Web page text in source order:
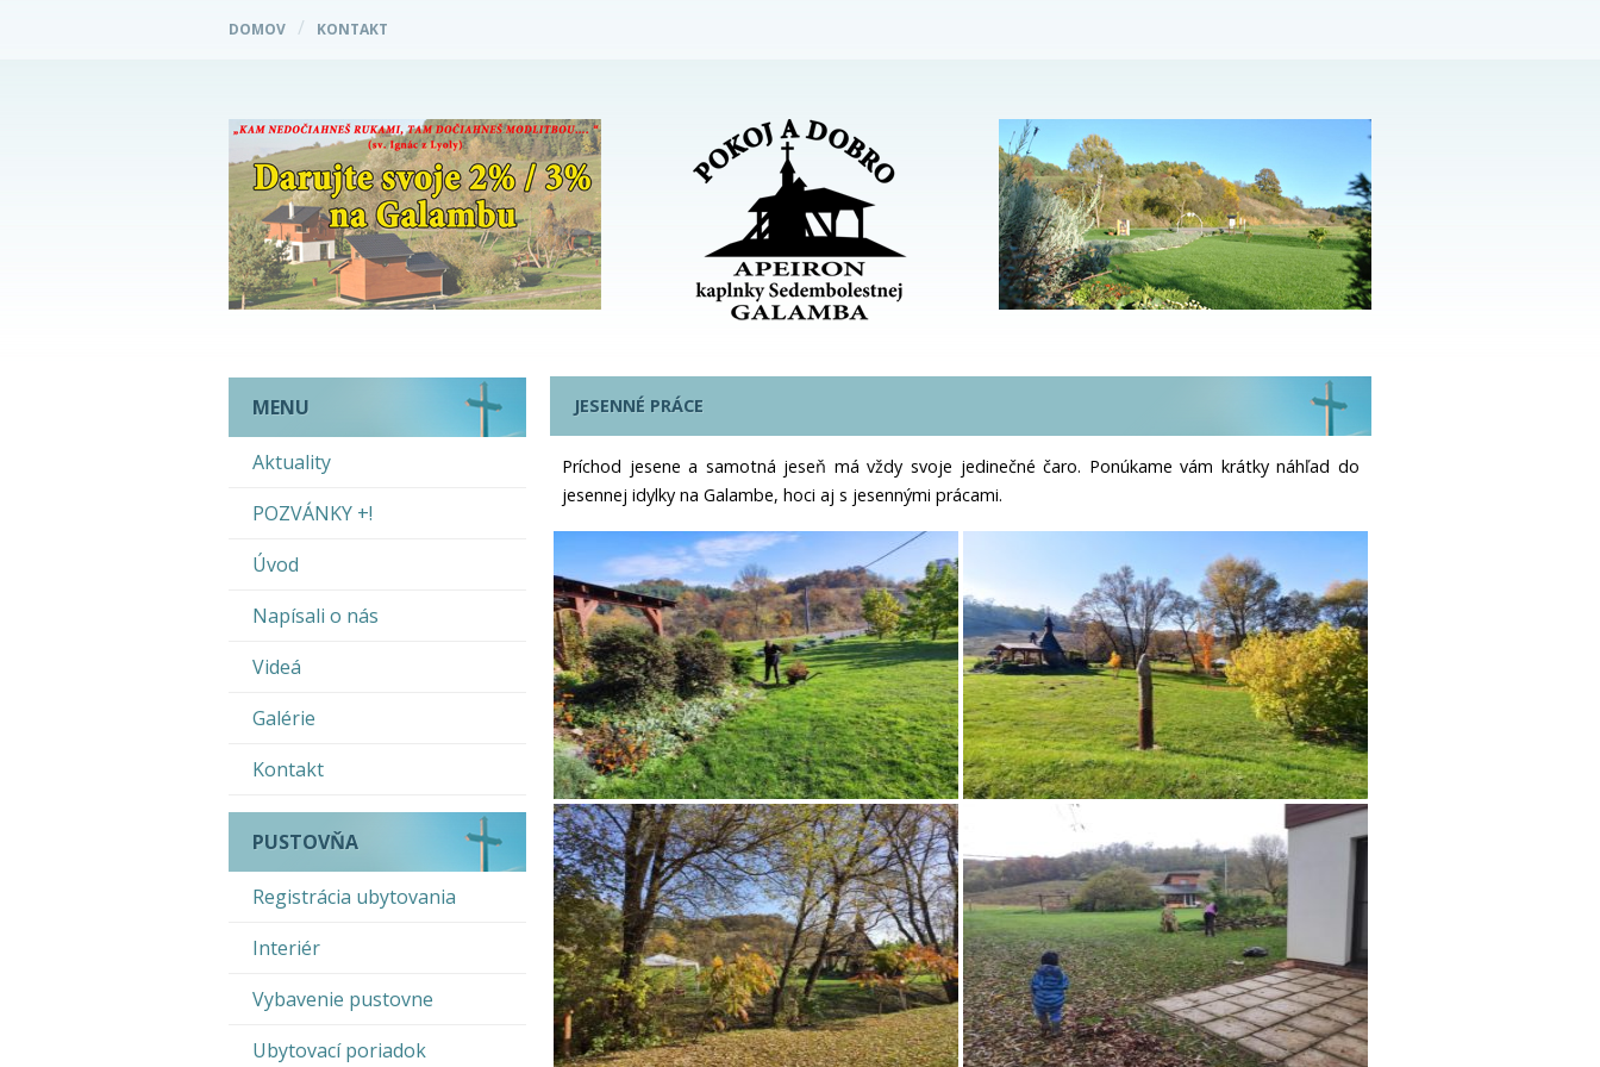
DOMOV KONTAKT
MENU
Aktuality
POZVÁNKY +!
Úvod
Napísali o nás
Videá
Galérie
Kontakt
PUSTOVŇA
Registrácia ubytovania
Interiér
Vybavenie pustovne
Ubytovací poriadok
JESENNÉ PRÁCE
Príchod jesene a samotná jeseň má vždy svoje jedinečné čaro. Ponúkame vám krátky náhľad do
jesennej idylky na Galambe, hoci aj s jesennými prácami.